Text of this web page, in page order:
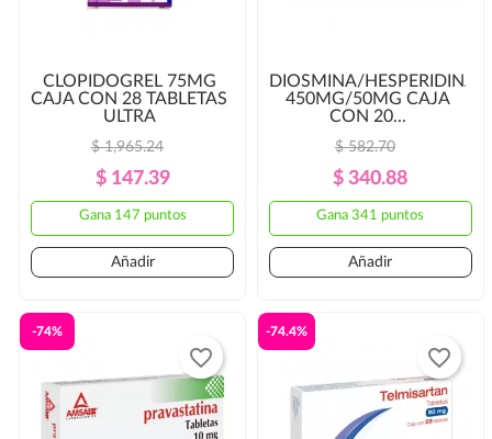
CLOPIDOGREL 75MG
CAJA CON 28 TABLETAS
ULTRA
Precio
Regular
$ 1,965.24
Precio
$ 147.39
Gana 147 puntos
Añadir
DIOSMINA/HESPERIDINA
450MG/50MG CAJA
CON 20...
Precio
Regular
$ 582.70
Precio
$ 340.88
Gana 341 puntos
Añadir
-74%
favorite_border
-74.4%
favorite_border